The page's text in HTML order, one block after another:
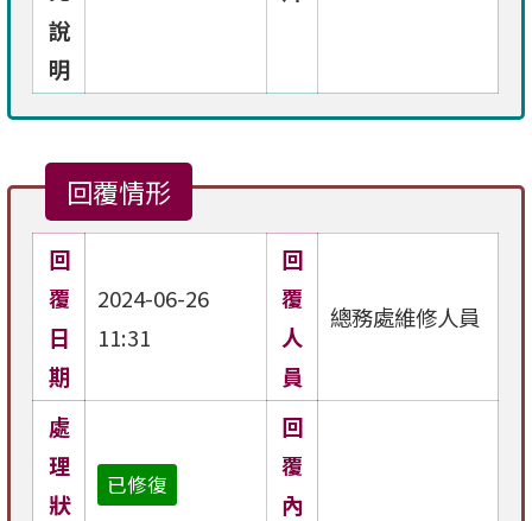
說
明
回覆情形
回
覆
日
期
2024-06-26
11:31
回
覆
人
員
總務處維修人員
處
理
狀
已修復
回
覆
內